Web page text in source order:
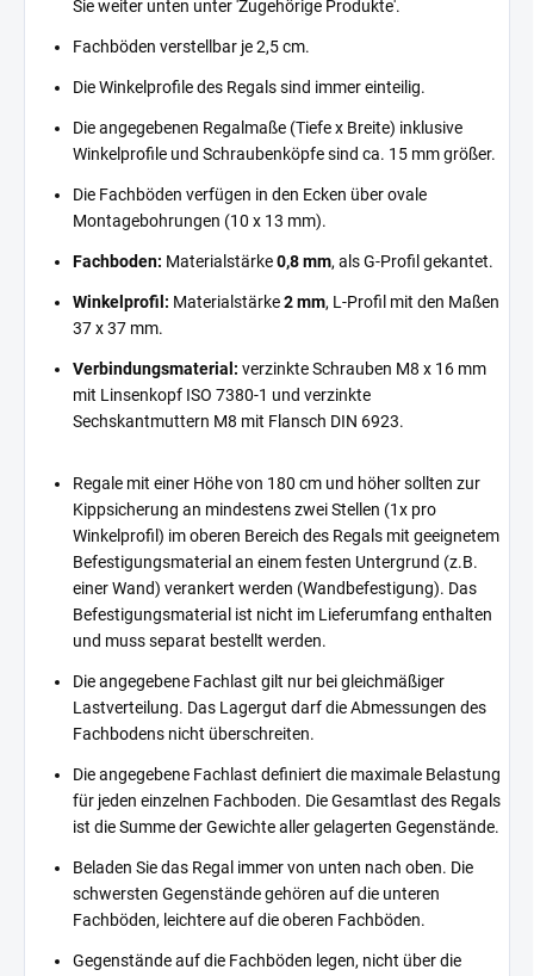
Sie weiter unten unter 'Zugehörige Produkte'.
Fachböden verstellbar je 2,5 cm.
Die Winkelprofile des Regals sind immer einteilig.
Die angegebenen Regalmaße (Tiefe x Breite) inklusive
Winkelprofile und Schraubenköpfe sind ca. 15 mm größer.
Die Fachböden verfügen in den Ecken über ovale
Montagebohrungen (10 x 13 mm).
Fachboden: Materialstärke0,8 mm, als G-Profil gekantet.
Winkelprofil: Materialstärke2 mm, L-Profil mit den Maßen
37 x 37 mm.
Verbindungsmaterial: verzinkte Schrauben M8 x 16 mm
mit Linsenkopf ISO 7380-1 und verzinkte
Sechskantmuttern M8 mit Flansch DIN 6923.
Regale mit einer Höhe von 180 cm und höher sollten zur
Kippsicherung an mindestens zwei Stellen (1x pro
Winkelprofil) im oberen Bereich des Regals mit geeignetem
Befestigungsmaterial an einem festen Untergrund (z.B.
einer Wand) verankert werden (Wandbefestigung). Das
Befestigungsmaterial ist nicht im Lieferumfang enthalten
und muss separat bestellt werden.
Die angegebene Fachlast gilt nur bei gleichmäßiger
Lastverteilung. Das Lagergut darf die Abmessungen des
Fachbodens nicht überschreiten.
Die angegebene Fachlast definiert die maximale Belastung
für jeden einzelnen Fachboden. Die Gesamtlast des Regals
ist die Summe der Gewichte aller gelagerten Gegenstände.
Beladen Sie das Regal immer von unten nach oben. Die
schwersten Gegenstände gehören auf die unteren
Fachböden, leichtere auf die oberen Fachböden.
Gegenstände auf die Fachböden legen, nicht über die